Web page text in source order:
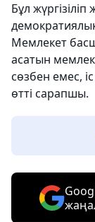
Бұл
Мемлекет
асатын
сөзбен емес,
өтті сарапшы.